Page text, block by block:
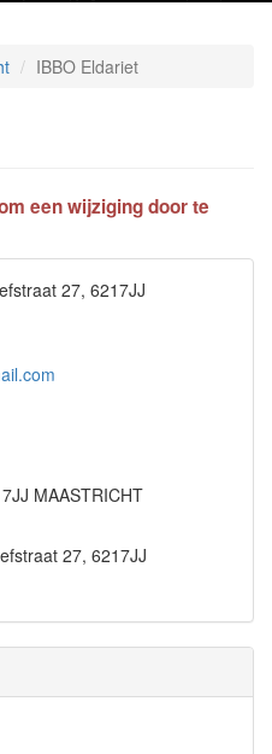
IBBO Eldariet
een wijziging door te
27, 6217JJ
MAASTRICHT
27, 6217JJ